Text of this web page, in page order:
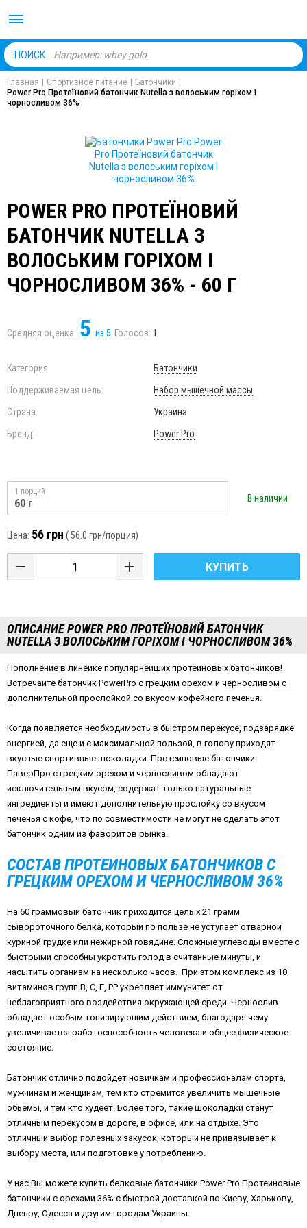
ПОИСК
Главная Спортивное питание Батончики
Power Pro Протеїновий батончик Nutella з волоським горіхом і
чорносливом 36%
POWER PRO ПРОТЕЇНОВИЙ
БАТОНЧИК NUTELLA З
ВОЛОСЬКИМ ГОРІХОМ І
ЧОРНОСЛИВОМ 36% - 60 Г
Средняя оценка: 5 из 5 Голосов: 1
Категория:
Батончики
Поддерживаемая цель:
Набор мышечной массы
Страна:
Украина
Бренд:
Power Pro
1 порций
60 г В наличии
Цена: 56 грн (56.0 грн/порция)
КУПИТЬ
ОПИСАНИЕ POWER PRO ПРОТЕЇНОВИЙ БАТОНЧИК
NUTELLA З ВОЛОСЬКИМ ГОРІХОМ І ЧОРНОСЛИВОМ 36%
Пополнение в линейке популярнейших протеиновых батончиков!
Встречайте батончик PowerPro с грецким орехом и черносливом с
дополнительной прослойкой со вкусом кофейного печенья.
Когда появляется необходимость в быстром перекусе, подзарядке
энергией, да еще и с максимальной пользой, в голову приходят
вкусные спортивные шоколадки. Протеиновые батончики
ПаверПро с грецким орехом и черносливом обладают
исключительным вкусом, содержат только натуральные
ингредиенты и имеют дополнительную прослойку со вкусом
печенья с кофе, что по совместимости не могут не сделать этот
батончик одним из фаворитов рынка.
СОСТАВ ПРОТЕИНОВЫХ БАТОНЧИКОВ С
ГРЕЦКИМ ОРЕХОМ И ЧЕРНОСЛИВОМ 36%
На 60 граммовый баточник приходится целых 21 грамм
сывороточного белка, который по пользе не уступает отварной
куриной грудке или нежирной говядине. Сложные углеводы вместе с
быстрыми способны укротить голод в считанные минуты, и
насытить организм на несколько часов. При этом комплекс из 10
витаминов групп B, C, E, PP укрепляет иммунитет от
неблагоприятного воздействия окружающей среди. Чернослив
обладает особым тонизирующим действием, благодаря чему
увеличивается работоспособность человека и общее физическое
состояние.
Батончик отлично подойдет новичкам и профессионалам спорта,
мужчинам и женщинам, тем кто стремится увеличить мышечные
обьемы, и тем кто худеет. Более того, такие шоколадки станут
отличным перекусом в дороге, в офисе, или на отдыхе. Это
отличный выбор полезных закусок, который не привязывает к
выбору места, или подготовке у потреблению.
У нас Вы можете купить белковые батончики Power Pro Протеиновые
батончики с орехами 36% с быстрой доставкой по Киеву, Харькову,
Днепру, Одесса и другим городам Украины.